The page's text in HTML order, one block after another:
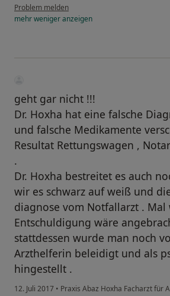
Problem melden
mehrwenigeranzeigen
geht gar nicht !!!
Dr. Hoxha hat eine falsche
und falsche Medikamente
Resultat Rettungswagen ,
.
Dr. Hoxha bestreitet es auch
wir es schwarz auf weiß und
diagnose vom Notfallarzt . Mal
Entschuldigung wäre
stattdessen wurde man noch
Arzthelferin beleidigt und als
hingestellt .
12. Juli 2017 • Praxis Abaz Hoxha Facharzt für